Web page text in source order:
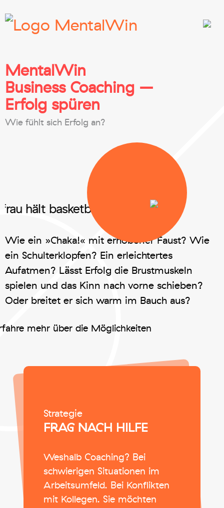
MentalWin
Business Coaching –
Erfolg spüren
Wie fühlt sich Erfolg an?
Wie ein »Chaka!« mit erhobener Faust? Wie
ein Schulterklopfen? Ein erleichtertes
Aufatmen? Lässt Erfolg die Brustmuskeln
spielen und das Kinn nach vorne schieben?
Oder breitet er sich warm im Bauch aus?
mehr über die Möglichkeiten
Strategie
FRAG NACH HILFE
Weshalb Coaching? Bei
schwierigen Situationen im
Arbeitsumfeld. Bei Konflikten
mit Kollegen. Sie möchten